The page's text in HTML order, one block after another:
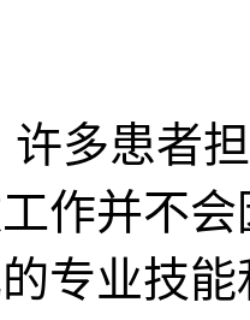
许多患者
工作并不
专业技